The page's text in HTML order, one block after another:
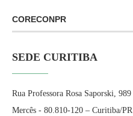
CORECONPR
SEDE CURITIBA
Rua Professora Rosa Saporski, 989
Mercês - 80.810-120 – Curitiba/PR